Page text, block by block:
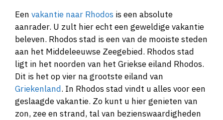
Een vakantie naar Rhodos is een absolute
aanrader. U zult hier echt een geweldige vakantie
beleven. Rhodos stad is een van de mooiste steden
aan het Middeleeuwse Zeegebied. Rhodos stad
ligt in het noorden van het Griekse eiland Rhodos.
Dit is het op vier na grootste eiland van
Griekenland. In Rhodos stad vindt u alles voor een
geslaagde vakantie. Zo kunt u hier genieten van
zon, zee en strand, tal van bezienswaardigheden